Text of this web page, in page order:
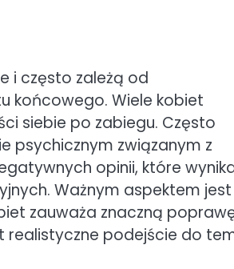
i często zależą od
końcowego. Wiele kobiet
siebie po zabiegu. Często
psychicznym związanym z
opinii, które
Ważnym aspektem jest
zauważa znaczną
realistyczne podejście do